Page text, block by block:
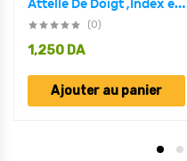
Attelle De Doigt ,Index en Aluminium Réglable Moyen Doigt Récupération Protection Contre Les Blessures
(0)
1,250 DA
Ajouter au panier